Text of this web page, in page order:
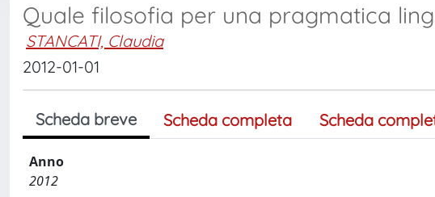
Quale filosofia per una pragmatica
STANCATI, Claudia
2012-01-01
Scheda breve Scheda completa Scheda
Anno
2012